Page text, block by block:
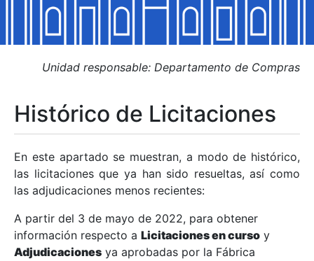
Mostrar/Ocultar
Mostrar/Ocultar
Mostrar/Ocultar
Mostrar/Ocultar
Mostrar/Ocultar
Unidad responsable: Departamento de Compras
Histórico de Licitaciones
En este apartado se muestran, a modo de histórico,
las licitaciones que ya han sido resueltas, así como
las adjudicaciones menos recientes:
A partir del 3 de mayo de 2022, para obtener
información respecto a Licitaciones en curso y
Adjudicaciones ya aprobadas por la Fábrica